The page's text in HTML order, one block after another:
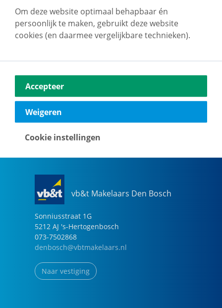
Vestdijk 180
5611 CZ Eindhoven
040-2696949
vb&t Makelaars Den Bosch
Sonniusstraat 1G
5212 AJ 's-Hertogenbosch
073-7502868
denbosch@vbtmakelaars.nl
Naar vestiging
Om deze website optimaal behapbaar én
persoonlijk te maken, gebruikt deze website
cookies (en daarmee vergelijkbare technieken).
Accepteer
Weigeren
Cookie instellingen